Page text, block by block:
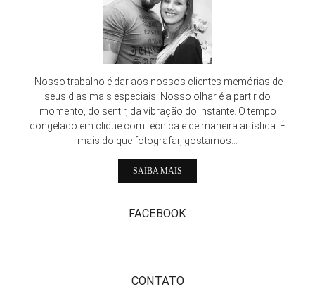
Nosso trabalho é dar aos nossos clientes memórias de
seus dias mais especiais. Nosso olhar é a partir do
momento, do sentir, da vibração do instante. O tempo
congelado em clique com técnica e de maneira artística. É
mais do que fotografar, gostamos...
SAIBA MAIS
FACEBOOK
CONTATO